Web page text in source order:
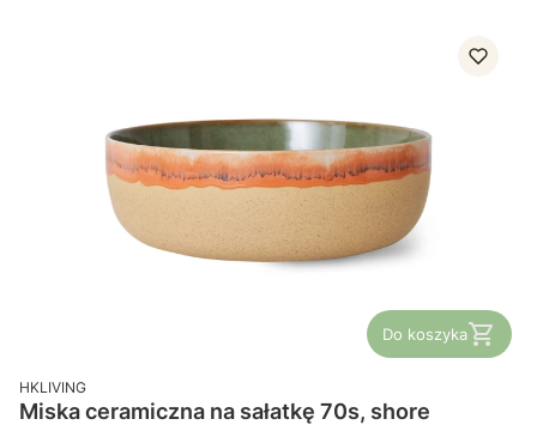
Do koszyka
PRODUCENT
HKLIVING
Miska ceramiczna na sałatkę 70s, shore